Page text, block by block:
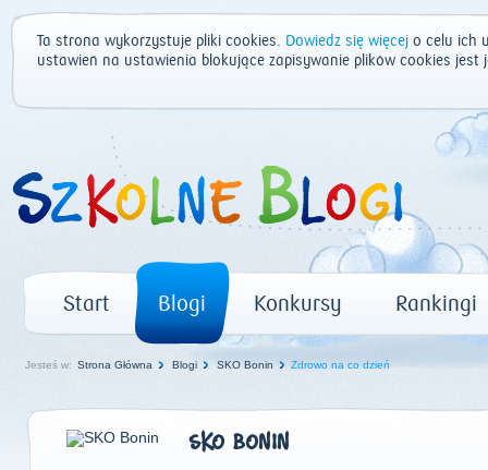
Ta strona wykorzystuje pliki cookies. Dowiedz się więcej o celu ich
ustawień na ustawienia blokujące zapisywanie plików cookies
Start Blogi Konkursy Rankingi
Jesteś w: Strona Główna Blogi SKO Bonin Zdrowo na co dzień
SKO BONIN